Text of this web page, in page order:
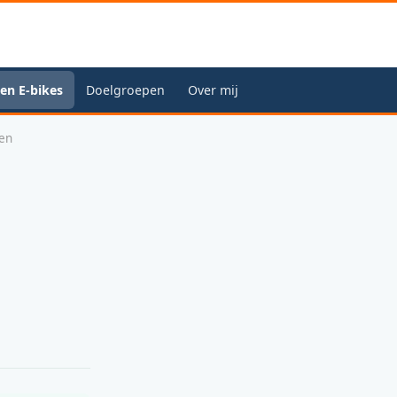
E-bikes Doelgroepen Over mij